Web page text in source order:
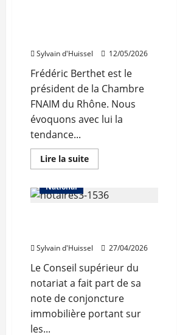
Seloger/Meilleurs
Sylvain d'Huissel 12/05/2026
Frédéric Berthet est le
président de la Chambre
FNAIM du Rhône. Nous
évoquons avec lui la
tendance...
Lire la suiteEn
savoir
«La
guerre
décalé
certaines
décisions»
Abonnés
Auvergne-Rhône-Alpes
Les prix
Lyon
National
Sylvain d'Huissel 27/04/2026
Le Conseil supérieur du
notariat a fait part de sa
note de conjoncture
immobilière portant sur
les...
Abonnés
Auvergne-Rhône-Alpes
Beaujolais